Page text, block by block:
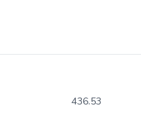
436.53